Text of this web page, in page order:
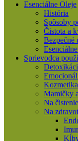
Esenciálne Oleje
História
Spôsoby
Čistota a
Bezpečné
Sprievodca
Mamičky
Na
Na